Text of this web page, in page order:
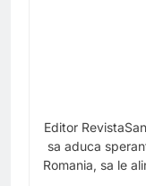
Editor
sa aduca
Romania, sa le